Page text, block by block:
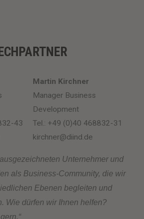
43
Martin Kirchner
Manager Business
Development
Tel.: +49 (0)40 468832-31
kirchner@diind.de
Unternehmer und
als Business-Community, die wir
Ebenen begleiten und
Wie dürfen wir Ihnen helfen?